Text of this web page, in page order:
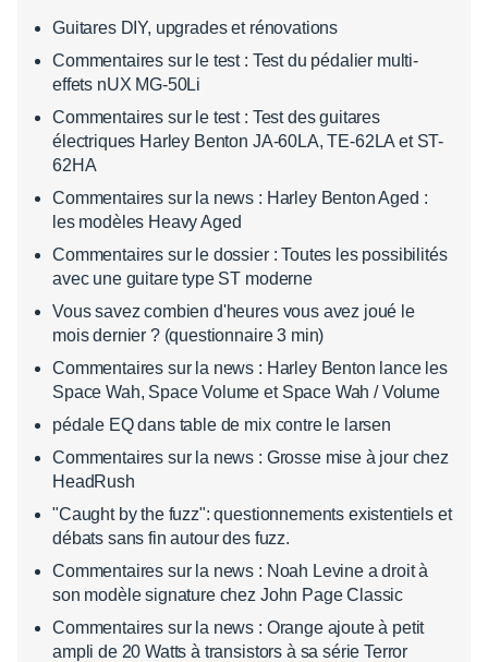
Guitares DIY, upgrades et rénovations
Commentaires sur le test : Test du pédalier multi-
effets nUX MG-50Li
Commentaires sur le test : Test des guitares
électriques Harley Benton JA-60LA, TE-62LA et ST-
62HA
Commentaires sur la news : Harley Benton Aged :
les modèles Heavy Aged
Commentaires sur le dossier : Toutes les possibilités
avec une guitare type ST moderne
Vous savez combien d'heures vous avez joué le
mois dernier ? (questionnaire 3 min)
Commentaires sur la news : Harley Benton lance les
Space Wah, Space Volume et Space Wah / Volume
pédale EQ dans table de mix contre le larsen
Commentaires sur la news : Grosse mise à jour chez
HeadRush
"Caught by the fuzz": questionnements existentiels et
débats sans fin autour des fuzz.
Commentaires sur la news : Noah Levine a droit à
son modèle signature chez John Page Classic
Commentaires sur la news : Orange ajoute à petit
ampli de 20 Watts à transistors à sa série Terror